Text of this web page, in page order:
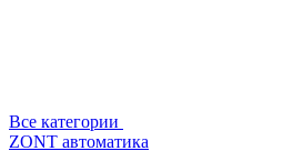
Все категории
ZONT автоматика